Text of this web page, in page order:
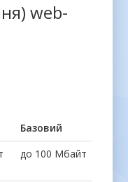
web-
Базовий
до 100 Мбайт